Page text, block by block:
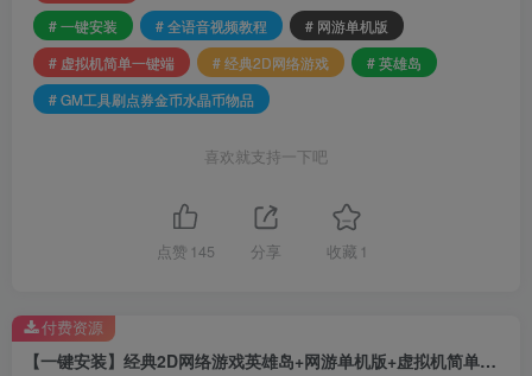
# 一键安装
# 全语音视频教程
# 网游单机版
# 虚拟机简单一键端
# 经典2D网络游戏
# 英雄岛
# GM工具刷点券金币水晶币物品
喜欢就支持一下吧
点赞 145 分享 收藏 1
【一键安装】经典2D网络游戏英雄岛+网游单机版+虚拟机简单一键端+GM工具刷点券金币水晶币物品+全语音视频教程
付费资源